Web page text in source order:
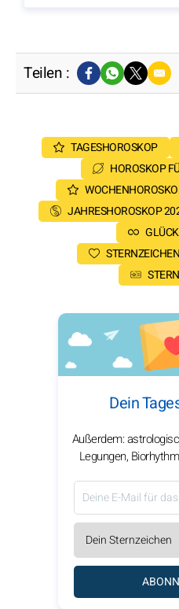
Teilen :
TAGESHOROSKOP
HOROSKOP
JAHRESHOROSKOP
Dein
Außerdem:
Legungen,